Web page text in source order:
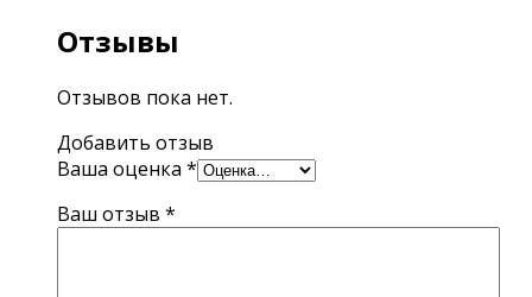
Отзывы
Отзывов пока нет.
Добавить отзыв
Ваша оценка *
Ваш отзыв *